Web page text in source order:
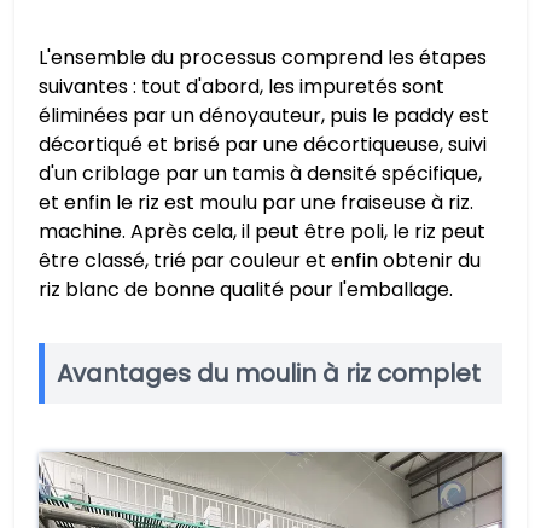
L'ensemble du processus comprend les étapes
suivantes : tout d'abord, les impuretés sont
éliminées par un dénoyauteur, puis le paddy est
décortiqué et brisé par une décortiqueuse, suivi
d'un criblage par un tamis à densité spécifique,
et enfin le riz est moulu par une fraiseuse à riz.
machine. Après cela, il peut être poli, le riz peut
être classé, trié par couleur et enfin obtenir du
riz blanc de bonne qualité pour l'emballage.
Avantages du moulin à riz complet